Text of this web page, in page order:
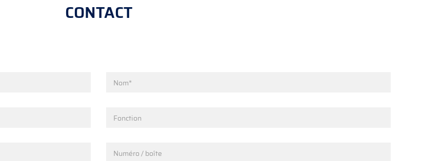
CONTACT
Nom*
Fonction
Numéro / boîte